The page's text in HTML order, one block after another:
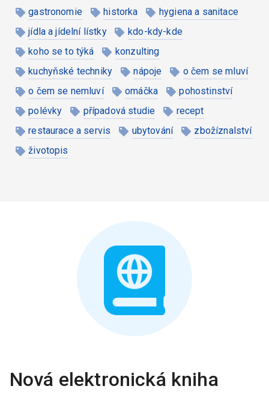
gastronomie
historka
hygiena a sanitace
jídla a jídelní lístky
kdo-kdy-kde
koho se to týká
konzulting
kuchyňské techniky
nápoje
o čem se mluví
o čem se nemluví
omáčka
pohostinství
polévky
případová studie
recept
restaurace a servis
ubytování
zbožíznalství
životopis
Nová elektronická kniha